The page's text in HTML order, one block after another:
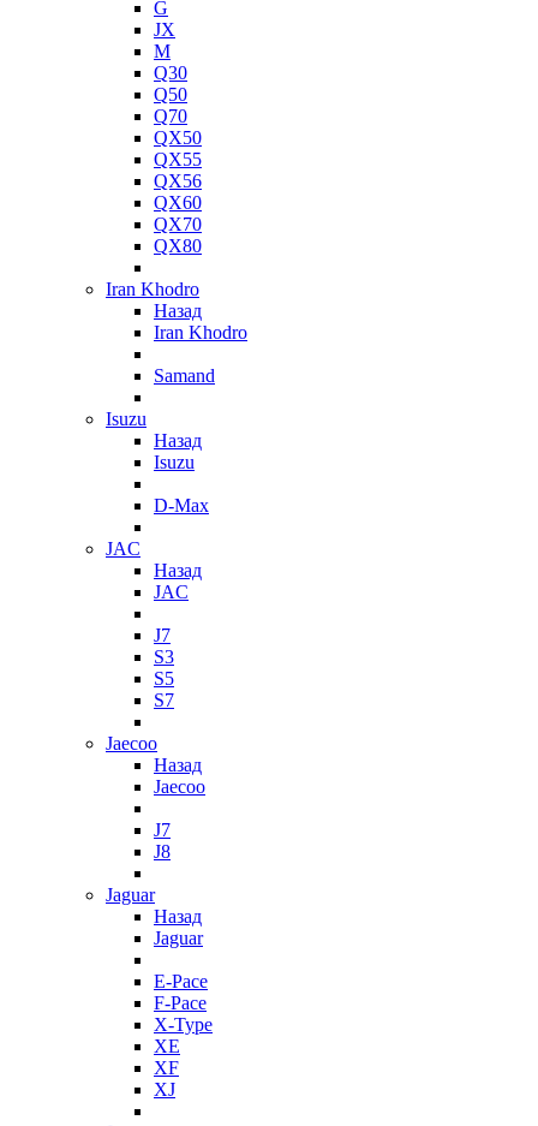
G
JX
M
Q30
Q50
Q70
QX50
QX55
QX56
QX60
QX70
QX80
Iran Khodro
Назад
Iran Khodro
Samand
Isuzu
Назад
Isuzu
D-Max
JAC
Назад
JAC
J7
S3
S5
S7
Jaecoo
Назад
Jaecoo
J7
J8
Jaguar
Назад
Jaguar
E-Pace
F-Pace
X-Type
XE
XF
XJ